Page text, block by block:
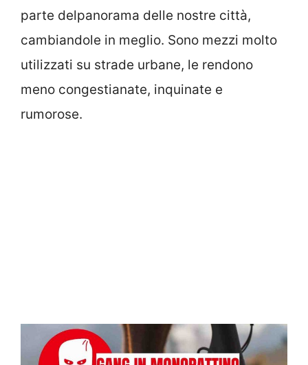
parte delpanorama delle nostre città,
cambiandole in meglio. Sono mezzi molto
utilizzati su strade urbane, le rendono
meno congestianate, inquinate e
rumorose.